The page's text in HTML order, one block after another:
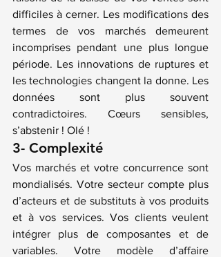
difficiles à cerner. Les modifications des
termes de vos marchés demeurent
incomprises pendant une plus longue
période. Les innovations de ruptures et
les technologies changent la donne. Les
données sont plus souvent
contradictoires. Cœurs sensibles,
s’abstenir ! Olé !
3- Complexité
Vos marchés et votre concurrence sont
mondialisés. Votre secteur compte plus
d’acteurs et de substituts à vos produits
et à vos services. Vos clients veulent
intégrer plus de composantes et de
variables. Votre modèle d’affaire